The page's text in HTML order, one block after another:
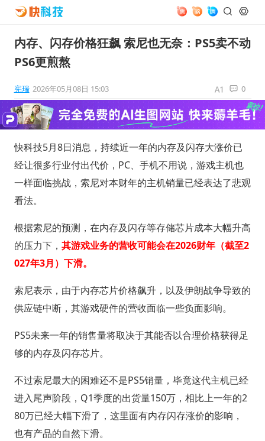
内存、闪存价格狂飙 索尼也无奈：PS5卖不动
PS6更煎熬
宪瑞 2026年05月08日 15:03 0
快科技5月8日消息，持续近一年的内存及闪存大涨价已
经让很多行业付出代价，PC、手机不用说，游戏主机也
一样面临挑战，索尼对本财年的主机销量已经表达了悲观
看法。
根据索尼的预测，在内存及闪存等存储芯片成本大幅升高
的压力下， 其游戏业务的营收可能会在2026财年（截至2
027年3月）下滑。
索尼表示，由于内存芯片价格飙升，以及伊朗战争导致的
供应链中断，其游戏硬件的营收面临一些负面影响。
PS5未来一年的销售量将取决于其能否以合理价格获得足
够的内存及闪存芯片。
不过索尼最大的困难还不是PS5销量，毕竟这代主机已经
进入尾声阶段，Q1季度的出货量150万，相比上一年的2
80万已经大幅下滑了，这里面有内存闪存涨价的影响，
也有产品的自然下滑。